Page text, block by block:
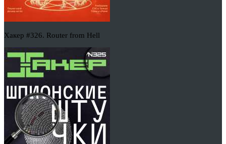
Хакер #326. Router from Hell